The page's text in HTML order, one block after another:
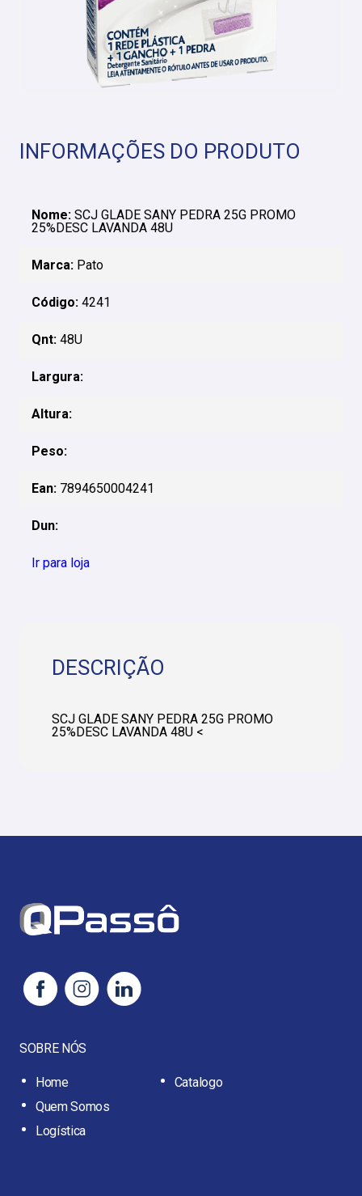
INFORMAÇÕES DO PRODUTO
Nome: SCJ GLADE SANY PEDRA 25G PROMO
25%DESC LAVANDA 48U
Marca: Pato
Código: 4241
Qnt: 48U
Largura:
Altura:
Peso:
Ean: 7894650004241
Dun:
Ir para loja
DESCRIÇÃO
SCJ GLADE SANY PEDRA 25G PROMO
25%DESC LAVANDA 48U <
SOBRE NÓS
Home
Quem Somos
Logística
Catalogo